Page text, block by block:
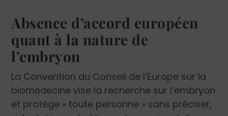
Absence d’accord européen
quant à la nature de
l’embryon
La Convention du Conseil de l’Europe sur la
biomédecine vise la recherche sur l’embryon
et protège « toute personne » sans préciser,